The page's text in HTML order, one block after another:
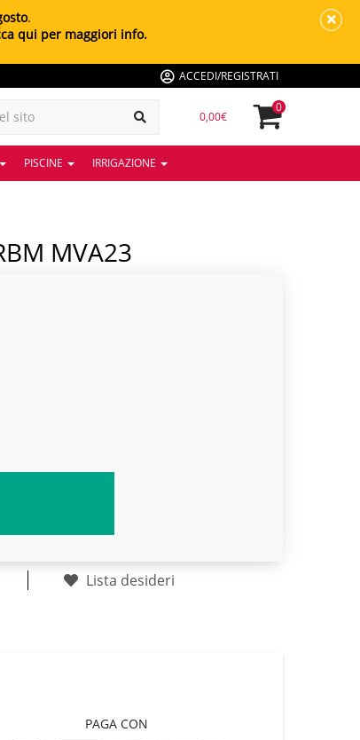
.
qui per maggiori info.
ACCEDI/REGISTRATI
0,00€
0
PISCINE IRRIGAZIONE
MVA23
Lista desideri
PAGA CON